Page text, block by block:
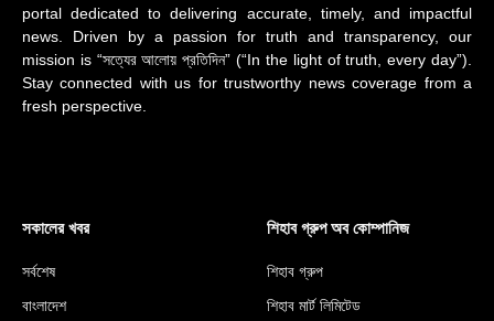
portal dedicated to delivering accurate, timely, and impactful
news. Driven by a passion for truth and transparency, our
mission is “সত্যের আলোয় প্রতিদিন” (“In the light of truth, every day”).
Stay connected with us for trustworthy news coverage from a
fresh perspective.
সকালের খবর
সর্বশেষ
বাংলাদেশ
শিহাব গ্রুপ অব কোম্পানিজ
শিহাব গ্রুপ
শিহাব মার্ট লিমিটেড